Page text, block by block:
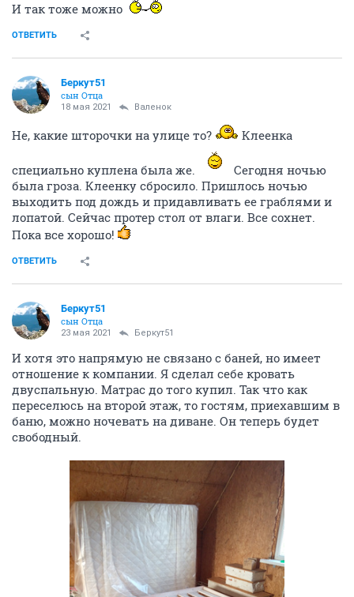
И так тоже можно
ОТВЕТИТЬ
Беркут51
сын Отца
18 мая 2021 Валенок
Не, какие шторочки на улице то? Клеенка
специально куплена была же.
Сегодня ночью
была гроза. Клеенку сбросило. Пришлось ночью
выходить под дождь и придавливать ее граблями и
лопатой. Сейчас протер стол от влаги. Все сохнет.
Пока все хорошо!
ОТВЕТИТЬ
Беркут51
сын Отца
23 мая 2021 Беркут51
И хотя это напрямую не связано с баней, но имеет
отношение к компании. Я сделал себе кровать
двуспальную. Матрас до того купил. Так что как
переселюсь на второй этаж, то гостям, приехавшим в
баню, можно ночевать на диване. Он теперь будет
свободный.